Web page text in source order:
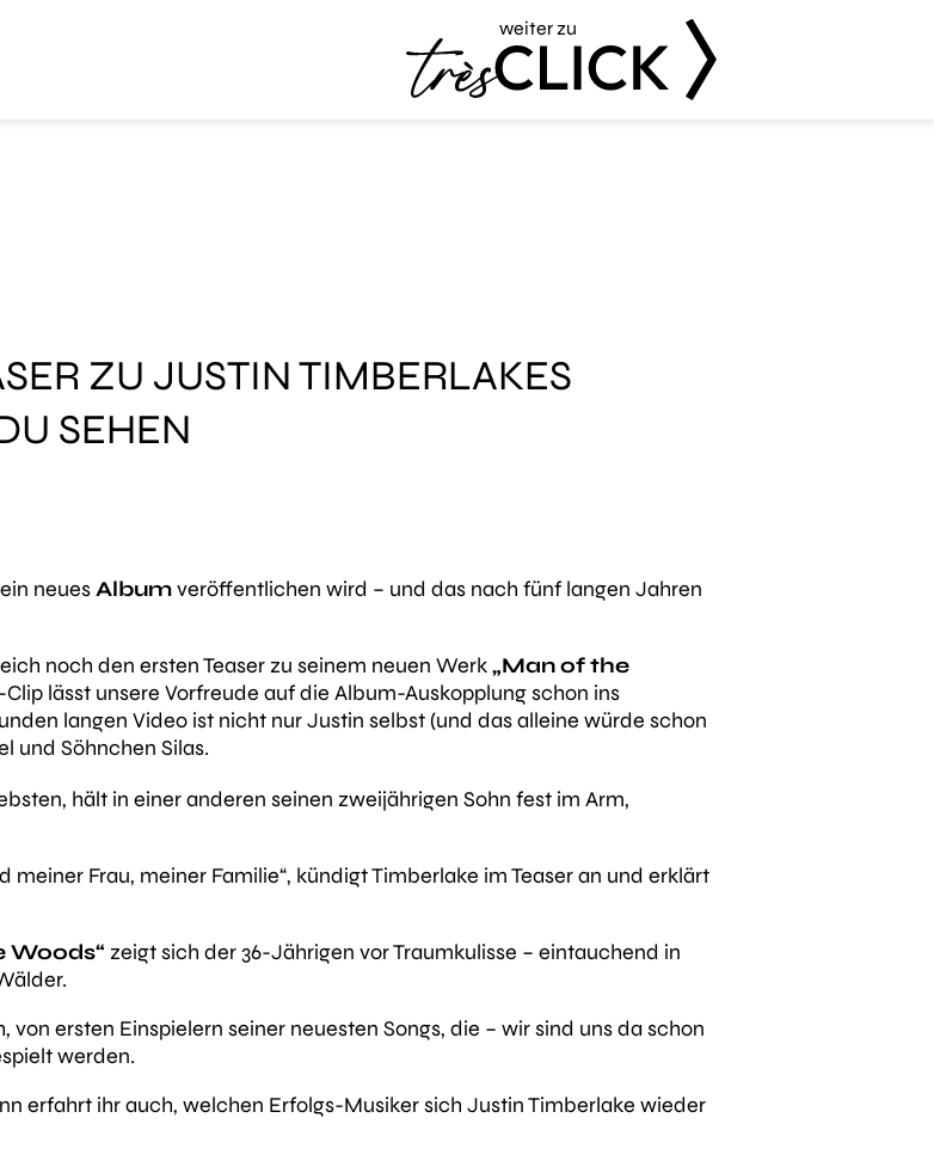
weiter zu
ZU JUSTIN TIMBERLAKES
SEHEN
neuesAlbumveröffentlichen wird – und das nach fünf langen Jahren
noch den ersten Teaser zu seinem neuen Werk„Man of the
lässt unsere Vorfreude auf die Album-Auskopplung schon ins
langen Video ist nicht nur Justin selbst (und das alleine würde schon
und Söhnchen Silas.
hält in einer anderen seinen zweijährigen Sohn fest im Arm,
meiner Frau, meiner Familie“, kündigt Timberlake im Teaser an und erklärt
Woods“ zeigt sich der 36-Jährigen vor Traumkulisse – eintauchend in
ersten Einspielern seiner neuesten Songs, die – wir sind uns da schon
werden.
erfahrt ihr auch, welchen Erfolgs-Musiker sich Justin Timberlake wieder